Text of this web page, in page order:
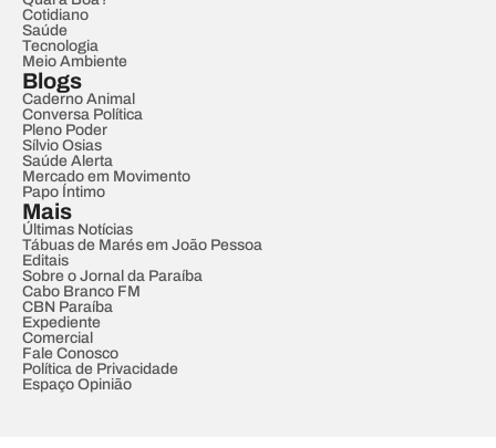
Cotidiano
Saúde
Tecnologia
Meio Ambiente
Blogs
Caderno Animal
Conversa Política
Pleno Poder
Sílvio Osias
Saúde Alerta
Mercado em Movimento
Papo Íntimo
Mais
Últimas Notícias
Tábuas de Marés em João Pessoa
Editais
Sobre o Jornal da Paraíba
Cabo Branco FM
CBN Paraíba
Expediente
Comercial
Fale Conosco
Política de Privacidade
Espaço Opinião